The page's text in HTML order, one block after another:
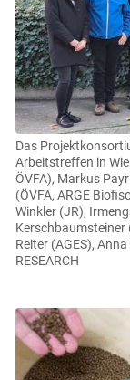
Das
Arbeitstreffen in
ÖVFA), Markus
(ÖVFA, ARGE
Winkler (JR),
Kerschbaumsteiner
Reiter (AGES),
RESEARCH